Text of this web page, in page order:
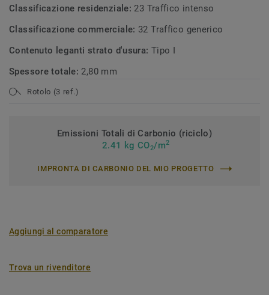
Classificazione residenziale: 23 Traffico intenso
Classificazione commerciale: 32 Traffico generico
Contenuto leganti strato d'usura: Tipo I
Spessore totale: 2,80 mm
Rotolo (3 ref.)
Emissioni Totali di Carbonio (riciclo)
2.41 kg CO2/m2
IMPRONTA DI CARBONIO DEL MIO PROGETTO
Aggiungi al comparatore
Trova un rivenditore